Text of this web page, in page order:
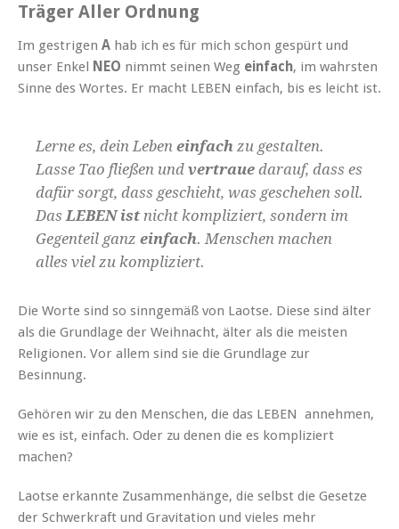
Träger Aller Ordnung
Im gestrigen A hab ich es für mich schon gespürt und
unser Enkel NEO nimmt seinen Weg einfach, im wahrsten
Sinne des Wortes. Er macht LEBEN einfach, bis es leicht ist.
Lerne es, dein Leben einfach zu gestalten.
Lasse Tao fließen und vertraue darauf, dass es
dafür sorgt, dass geschieht, was geschehen soll.
Das LEBEN ist nicht kompliziert, sondern im
Gegenteil ganz einfach. Menschen machen
alles viel zu kompliziert.
Die Worte sind so sinngemäß von Laotse. Diese sind älter
als die Grundlage der Weihnacht, älter als die meisten
Religionen. Vor allem sind sie die Grundlage zur
Besinnung.
Gehören wir zu den Menschen, die das LEBEN annehmen,
wie es ist, einfach. Oder zu denen die es kompliziert
machen?
Laotse erkannte Zusammenhänge, die selbst die Gesetze
der Schwerkraft und Gravitation und vieles mehr